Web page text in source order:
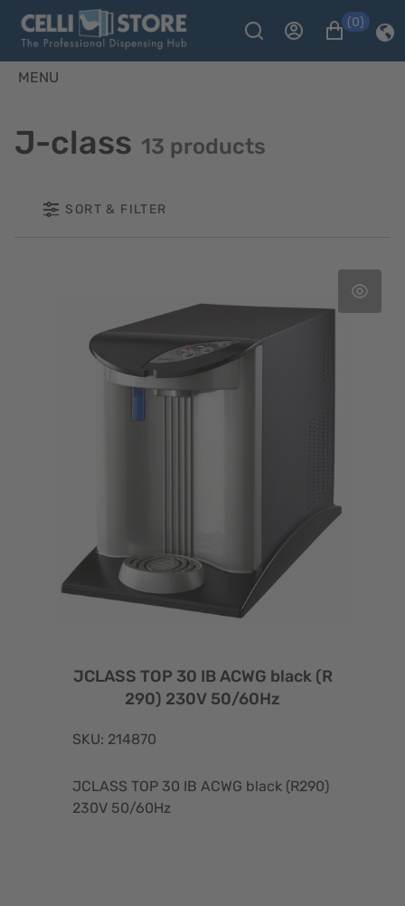
(0)
MENU
J-class 13 products
SORT & FILTER
JCLASS TOP 30 IB ACWG black (R
290) 230V 50/60Hz
SKU: 214870
JCLASS TOP 30 IB ACWG black (R290)
230V 50/60Hz